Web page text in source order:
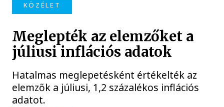
KÖZÉLET
Meglepték az elemzőket a
júliusi inflációs adatok
Hatalmas meglepetésként értékelték az
elemzők a júliusi, 1,2 százalékos inflációs
adatot.